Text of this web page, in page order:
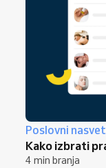
Poslovni
Kako izbrati
4 min branja